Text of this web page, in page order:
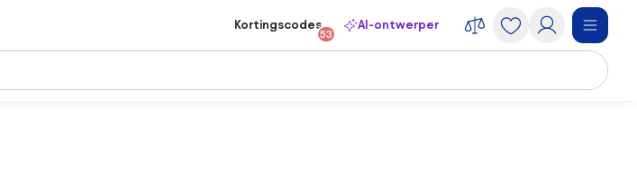
Kortingscodes
53
AI-ontwerper